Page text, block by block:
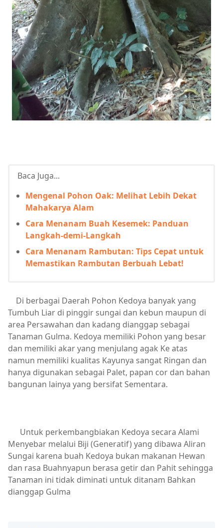
Baca Juga...
Mengenal Pohon Oak: Melihat Lebih Dekat
Mahakarya Alam
Cara Menanam Buah Kesemek: Panduan
Langkah-demi-Langkah
Cara Menanam Rambutan: Tips Cepat untuk
Memastikan Rambutan Berbuah Lebat!
Di berbagai Daerah Pohon Kedoya banyak yang
Tumbuh Liar di pinggir sungai dan kebun maupun di
area Persawahan dan kadang dianggap sebagai
Tanaman Gulma. Kedoya memiliki Pohon yang besar
dan memiliki akar yang menjulang agak Ke atas
namun memiliki kualitas Kayunya sangat Ringan dan
hanya digunakan sebagai Palet, papan cor dan bahan
bangunan lainya yang bersifat Sementara.
Untuk perkembangbiakan Kedoya secara Alami
Menyebar melalui Biji (Generatif) yang dibawa Aliran
Sungai karena buah Kedoya bukan makanan Hewan
dan rasa Buahnyapun berasa getir dan Pahit sehingga
Tanaman ini tidak diminati untuk ditanam Bahkan
dianggap Gulma